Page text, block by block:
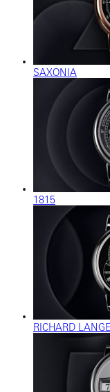
SAXONIA
1815
RICHARD LANGE